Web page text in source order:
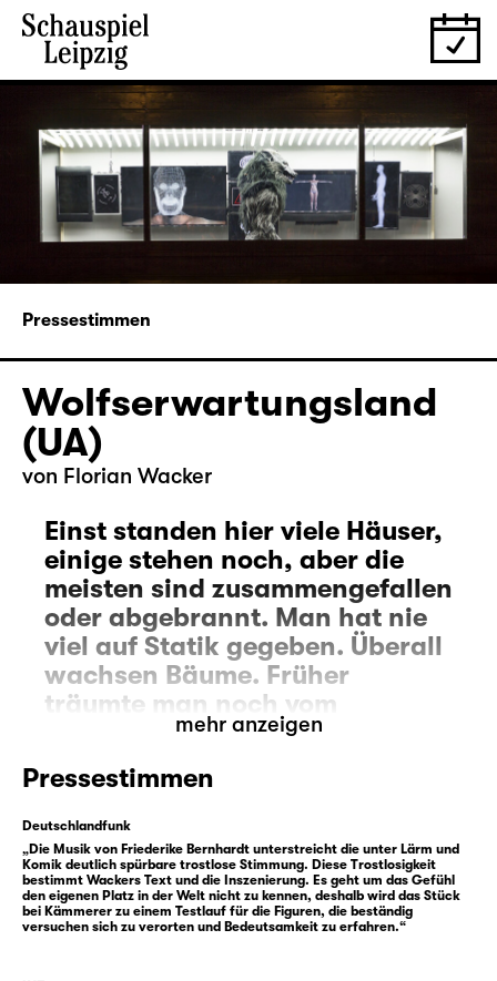
Pressestimmen
Wolfserwartungsland
(UA)
von Florian Wacker
Einst standen hier viele Häuser,
einige stehen noch, aber die
meisten sind zusammengefallen
oder abgebrannt. Man hat nie
viel auf Statik gegeben. Überall
wachsen Bäume. Früher
träumte man noch vom
Aufstieg, von der
wirtschaftlichen Expansion,
man steigerte sich in Ideen
hinein und machte Pläne, man
schwärmte. Aber nicht alles
taugt zur Maximierung, musste
man einsehen. Nicht alles wird
groß. Mehr weiß ich nicht.
mehr anzeigen
Pressestimmen
Deutschlandfunk
„Die Musik von Friederike Bernhardt unterstreicht die unter Lärm und
Komik deutlich spürbare trostlose Stimmung. Diese Trostlosigkeit
bestimmt Wackers Text und die Inszenierung. Es geht um das Gefühl
den eigenen Platz in der Welt nicht zu kennen, deshalb wird das Stück
bei Kämmerer zu einem Testlauf für die Figuren, die beständig
versuchen sich zu verorten und Bedeutsamkeit zu erfahren.“